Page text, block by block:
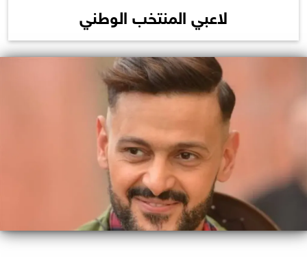
لاعبي المنتخب الوطني